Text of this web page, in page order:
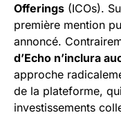
Offerings (ICOs).
première mention
annoncé.
d’Echo n’inclura
approche
de la plateforme,
investissements